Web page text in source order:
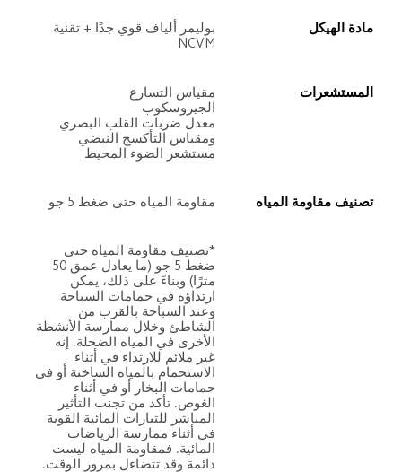
مادة الهيكل
بوليمر ألياف قوي جدًا + تقنية
NCVM
المستشعرات
معدل ضربات القلب البصري
مستشعر الضوء المحيط
تصنيف مقاومة المياه مقاومة المياه حتى ضغط 5 جو
*تصنيف مقاومة المياه حتى
مترًا) وبناءً على ذلك، يمكن
ارتداؤه في حمامات السباحة
وعند السباحة بالقرب من
الشاطئ وخلال ممارسة الأنشطة
الأخرى في المياه الضحلة. إنه
غير ملائم للارتداء في أثناء
الاستحمام بالمياه الساخنة أو في
حمامات البخار أو في أثناء
الغوص. تأكد من تجنب التأثير
المباشر للتيارات المائية القوية
في أثناء ممارسة الرياضات
المائية. فمقاومة المياه ليست
دائمة وقد تتضاءل بمرور الوقت.